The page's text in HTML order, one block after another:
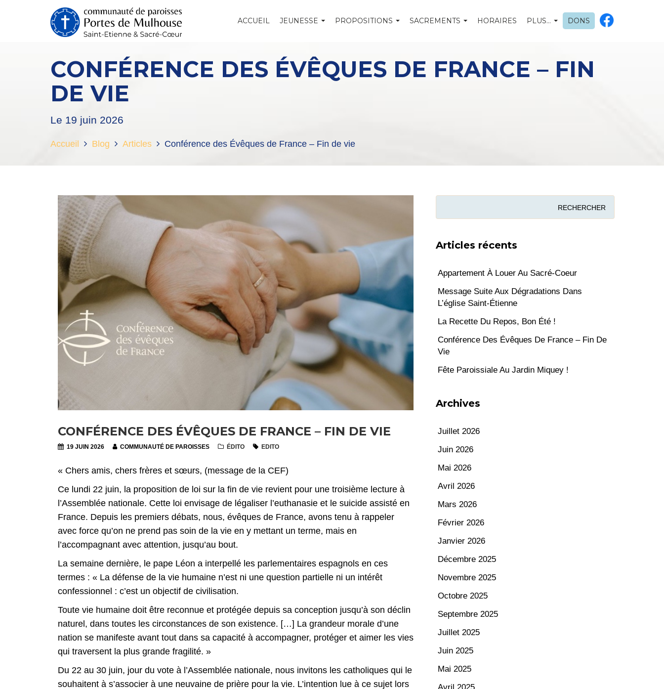
ACCUEIL JEUNESSE PROPOSITIONS SACREMENTS HORAIRES PLUS… DONS
CONFÉRENCE DES ÉVÊQUES DE FRANCE – FIN
DE VIE
Le 19 juin 2026
Accueil Blog Articles Conférence des Évêques de France – Fin de vie
CONFÉRENCE DES ÉVÊQUES DE FRANCE – FIN DE VIE
19 JUIN 2026 COMMUNAUTÉ DE PAROISSES ÉDITO EDITO
« Chers amis, chers frères et sœurs, (message de la CEF)
Ce lundi 22 juin, la proposition de loi sur la fin de vie revient pour une troisième lecture à
l’Assemblée nationale. Cette loi envisage de légaliser l’euthanasie et le suicide assisté en
France. Depuis les premiers débats, nous, évêques de France, avons tenu à rappeler
avec force qu’on ne prend pas soin de la vie en y mettant un terme, mais en
l’accompagnant avec attention, jusqu’au bout.
La semaine dernière, le pape Léon a interpellé les parlementaires espagnols en ces
termes : « La défense de la vie humaine n’est ni une question partielle ni un intérêt
confessionnel : c’est un objectif de civilisation.
Toute vie humaine doit être reconnue et protégée depuis sa conception jusqu’à son déclin
naturel, dans toutes les circonstances de son existence. […] La grandeur morale d’une
nation se manifeste avant tout dans sa capacité à accompagner, protéger et aimer les vies
qui traversent la plus grande fragilité. »
Du 22 au 30 juin, jour du vote à l’Assemblée nationale, nous invitons les catholiques qui le
souhaitent à s’associer à une neuvaine de prière pour la vie. L’intention lue à ce sujet lors
Articles récents
Appartement À Louer Au Sacré-Coeur
Message Suite Aux Dégradations Dans
L’église Saint-Étienne
La Recette Du Repos, Bon Été !
Conférence Des Évêques De France – Fin De
Vie
Fête Paroissiale Au Jardin Miquey !
Archives
Juillet 2026
Juin 2026
Mai 2026
Avril 2026
Mars 2026
Février 2026
Janvier 2026
Décembre 2025
Novembre 2025
Octobre 2025
Septembre 2025
Juillet 2025
Juin 2025
Mai 2025